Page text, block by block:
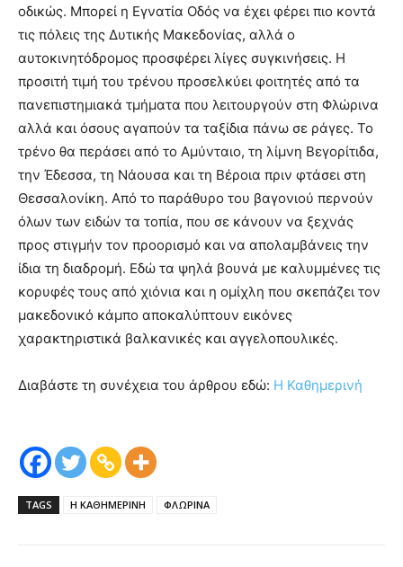
οδικώς. Μπορεί η Εγνατία Οδός να έχει φέρει πιο κοντά
τις πόλεις της Δυτικής Μακεδονίας, αλλά ο
αυτοκινητόδρομος προσφέρει λίγες συγκινήσεις. Η
προσιτή τιμή του τρένου προσελκύει φοιτητές από τα
πανεπιστημιακά τμήματα που λειτουργούν στη Φλώρινα
αλλά και όσους αγαπούν τα ταξίδια πάνω σε ράγες. Το
τρένο θα περάσει από το Αμύνταιο, τη λίμνη Βεγορίτιδα,
την Έδεσσα, τη Νάουσα και τη Βέροια πριν φτάσει στη
Θεσσαλονίκη. Από το παράθυρο του βαγονιού περνούν
όλων των ειδών τα τοπία, που σε κάνουν να ξεχνάς
προς στιγμήν τον προορισμό και να απολαμβάνεις την
ίδια τη διαδρομή. Εδώ τα ψηλά βουνά με καλυμμένες τις
κορυφές τους από χιόνια και η ομίχλη που σκεπάζει τον
μακεδονικό κάμπο αποκαλύπτουν εικόνες
χαρακτηριστικά βαλκανικές και αγγελοπουλικές.
Διαβάστε τη συνέχεια του άρθρου εδώ: Η Καθημερινή
TAGS Η ΚΑΘΗΜΕΡΙΝΗ ΦΛΩΡΙΝΑ